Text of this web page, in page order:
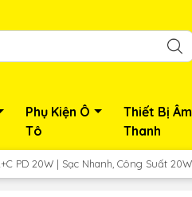
Phụ Kiện Ô
Tô
Thiết Bị Âm
Thanh
PD 20W | Sạc Nhanh, Công Suất